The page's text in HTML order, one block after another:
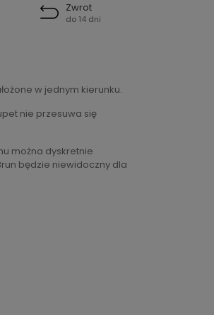
Zwrot
do 14 dni
w jednym kierunku.
nie przesuwa się
można dyskretnie
będzie niewidoczny dla